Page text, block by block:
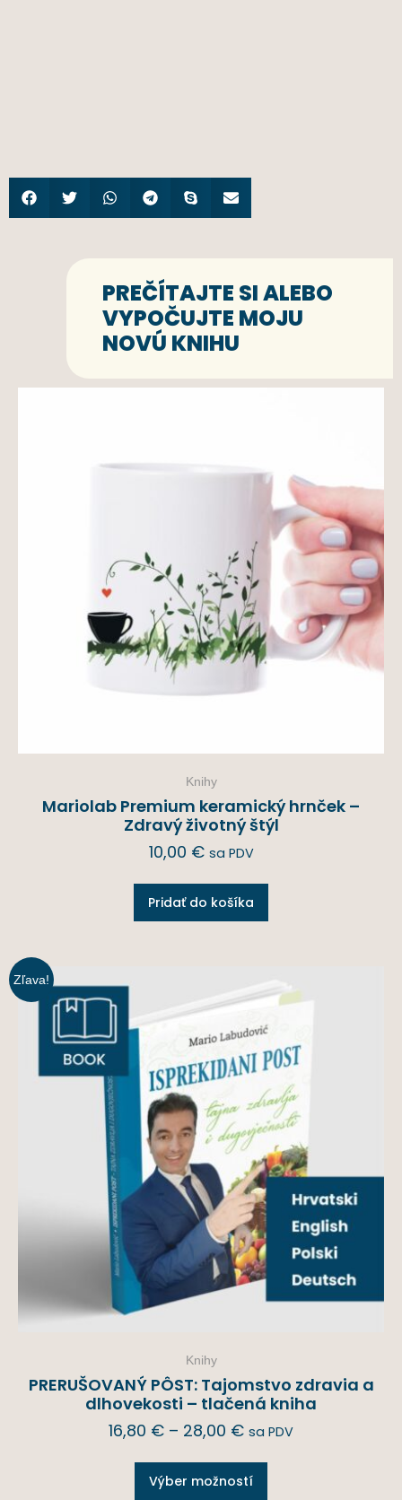
PREČÍTAJTE SI ALEBO
VYPOČUJTE MOJU
NOVÚ KNIHU
Knihy
Mariolab Premium keramický hrnček –
Zdravý životný štýl
10,00 € sa PDV
Pridať do košíka
Zľava!
Knihy
PRERUŠOVANÝ PÔST: Tajomstvo zdravia a
dlhovekosti – tlačená kniha
16,80 € – 28,00 € sa PDV
Výber možností